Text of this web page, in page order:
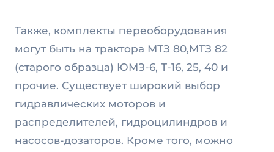
Также, комплекты переоборудования
могут быть на трактора МТЗ 80,МТЗ 82
(старого образца) ЮМЗ-6, Т-16, 25, 40 и
прочие. Существует широкий выбор
гидравлических моторов и
распределителей, гидроцилиндров и
насосов-дозаторов. Кроме того, можно